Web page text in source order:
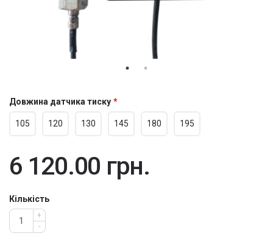
Довжина датчика тиску
105 120 130 145 180 195
6 120.00 грн.
Кількість
+
-